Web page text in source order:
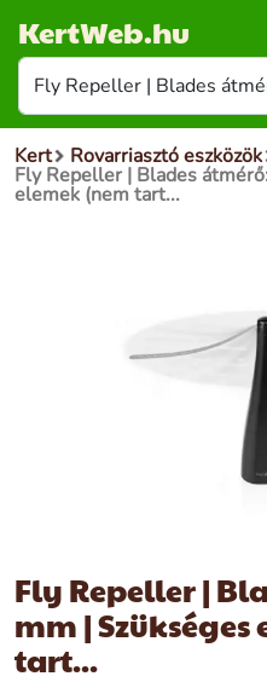
KertWeb.hu
Kert Rovarriasztó eszközök
Fly Repeller | Blades
elemek (nem tart...
Fly Repeller |
mm |
tart...